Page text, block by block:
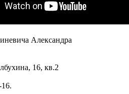
Александра
16, кв.2